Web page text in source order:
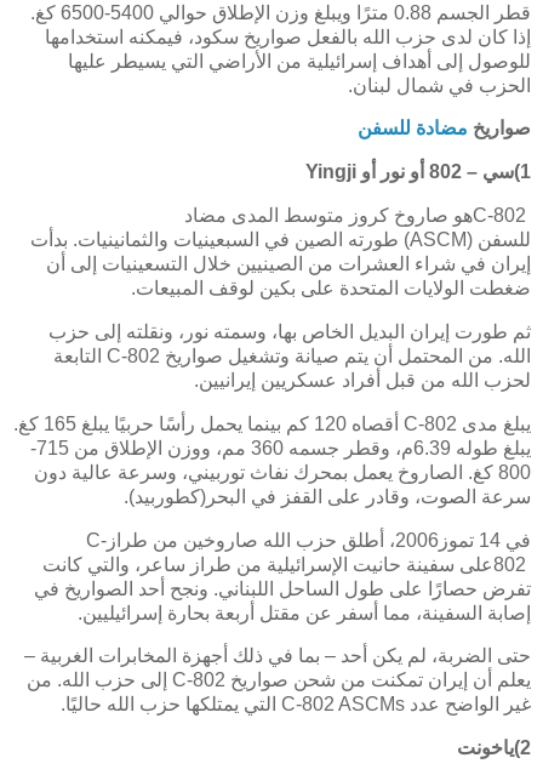
قطر الجسم 0.88 مترًا ويبلغ وزن الإطلاق حوالي 5400-6500 كغ.
إذا كان لدى حزب الله بالفعل صواريخ سكود، فيمكنه استخدامها
للوصول إلى أهداف إسرائيلية من الأراضي التي يسيطر عليها
الحزب في شمال لبنان.
صواريخ مضادة للسفن
1)سي – 802 أو نور أو Yingji
C-802هو صاروخ كروز متوسط ​​المدى مضاد
للسفن (ASCM) طورته الصين في السبعينيات والثمانينيات. بدأت
إيران في شراء العشرات من الصينيين خلال التسعينيات إلى أن
ضغطت الولايات المتحدة على بكين لوقف المبيعات.
ثم طورت إيران البديل الخاص بها، وسمته نور، ونقلته إلى حزب
الله. من المحتمل أن يتم صيانة وتشغيل صواريخ C-802 التابعة
لحزب الله من قبل أفراد عسكريين إيرانيين.
يبلغ مدى C-802
أقصاه 120 كم بينما يحمل رأسًا حربيًا يبلغ 165 كغ.
يبلغ طوله 6.39م، وقطر جسمه 360 مم، ووزن الإطلاق من 715-
800 كغ. الصاروخ يعمل بمحرك نفاث توربيني، وسرعة عالية دون
سرعة الصوت، وقادر على القفز في البحر(كطوربيد).
في 14 تموز2006، أطلق حزب الله صاروخين من طراز
C-
802على سفينة حانيت الإسرائيلية من طراز ساعر، والتي كانت
تفرض حصارًا على طول الساحل اللبناني. ونجح أحد الصواريخ في
إصابة السفينة، مما أسفر عن مقتل أربعة بحارة إسرائيليين.
حتى الضربة، لم يكن أحد – بما في ذلك أجهزة المخابرات الغربية –
يعلم أن إيران تمكنت من شحن صواريخ C-802 إلى حزب الله. من
غير الواضح عدد C-802 ASCMs التي يمتلكها حزب الله حاليًا.
2)ياخونت